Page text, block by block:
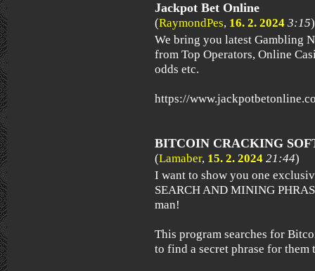
Jackpot Bet Online
(RaymondPes, 16. 2. 2024 3:15)
We bring you latest Gambling
from Top Operators, Online
odds etc.
https://
BITCOIN CRACKING
(Lamaber, 15. 2. 2024 21:44)
I want to show you one
SEARCH AND MINING
man!
This program searches for
to find a secret phrase for